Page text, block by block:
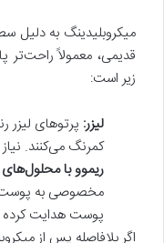
میکروبلیدینگ به دلیل
قدیمی، معمولاً
زیر است:
لیزر: پرتوهای لیزر
کمرنگ می‌کنند.
ریموو با
مخصوصی به پوست
پوست هدایت
اگر بلافاصله پس از